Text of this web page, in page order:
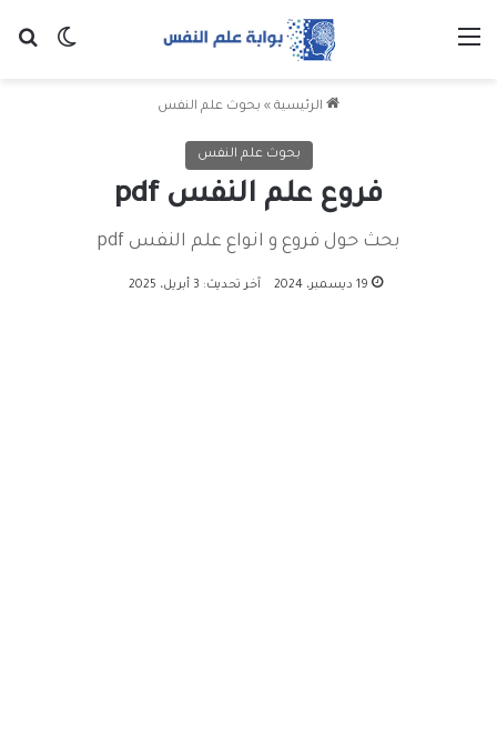
الرئيسية » بحوث علم النفس
بحوث علم النفس
فروع علم النفس pdf
بحث حول فروع و انواع علم النفس pdf
19 ديسمبر، 2024 آخر تحديث: 3 أبريل، 2025